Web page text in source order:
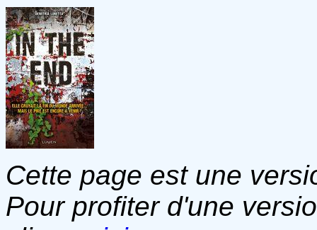
Cette page est une
Pour profiter d'une